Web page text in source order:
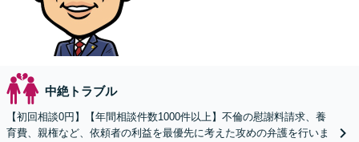
中絶トラブル
【初回相談0円】【年間相談件数1000件以上】不倫の慰謝料請求、養
育費、親権など、依頼者の利益を最優先に考えた攻めの弁護を行いま